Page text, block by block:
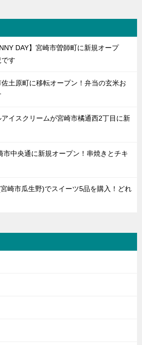
DAY】宮崎市曽師町に新規オープ
す
佐土原町に移転オープン！弁当の玄米お
イスクリームが宮崎市橘通西2丁目に新
市中央通に新規オープン！串焼きとチキ
崎市瓜生野)でスイーツ5品を購入！どれ